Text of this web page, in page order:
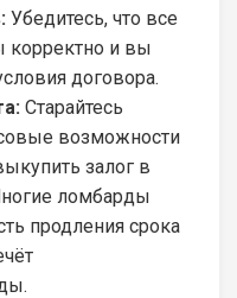
Убедитесь, что все
и вы
договора.
Старайтесь
возможности
залог в
ломбарды
продления срока